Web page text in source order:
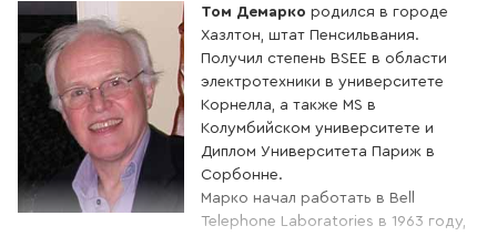
Том Демарко родился в городе
Хазлтон, штат Пенсильвания.
Получил степень BSEE в области
электротехники в университете
Корнелла, а также MS в
Колумбийском университете и
Диплом Университета Париж в
Сорбонне.
Марко начал работать в Bell
Telephone Laboratories в 1963 году,